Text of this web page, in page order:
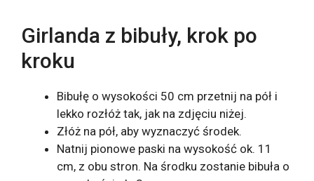
Girlanda z bibuły, krok po
kroku
Bibułę o wysokości 50 cm przetnij na pół i
lekko rozłóż tak, jak na zdjęciu niżej.
Złóż na pół, aby wyznaczyć środek.
Natnij pionowe paski na wysokość ok. 11
cm, z obu stron. Na środku zostanie bibuła o